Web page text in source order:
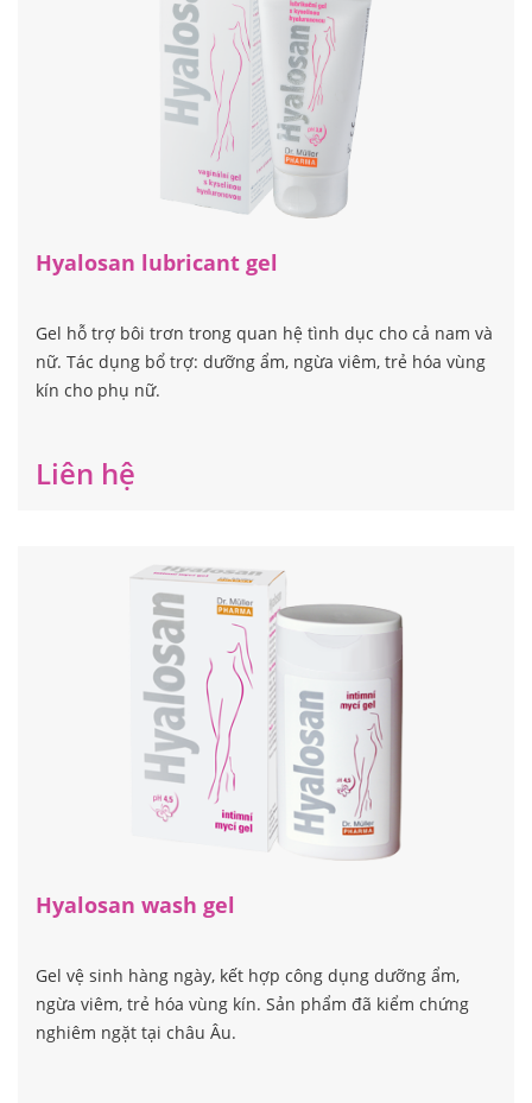
Gel hỗ trợ bôi trơn trong quan hệ tình dục cho cả nam và
nữ. Tác dụng bổ trợ: dưỡng ẩm, ngừa viêm, trẻ hóa vùng
Gel vệ sinh hàng ngày, kết hợp công dụng dưỡng ẩm,
ngừa viêm, trẻ hóa vùng kín. Sản phẩm đã kiểm chứng